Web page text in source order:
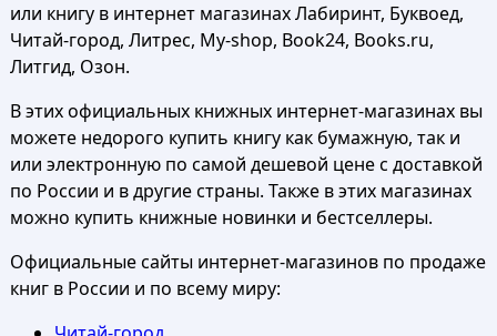
или книгу в интернет магазинах Лабиринт, Буквоед,
Читай-город, Литрес, My-shop, Book24, Books.ru,
Литгид, Озон.
В этих официальных книжных интернет-магазинах вы
можете недорого купить книгу как бумажную, так и
или электронную по самой дешевой цене с доставкой
по России и в другие страны. Также в этих магазинах
можно купить книжные новинки и бестселлеры.
Официальные сайты интернет-магазинов по продаже
книг в России и по всему миру: